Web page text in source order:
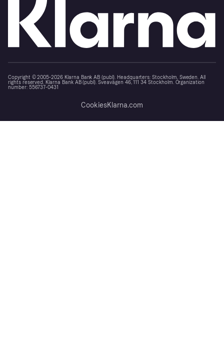
Copyright © 2005-2026 Klarna Bank AB (publ). Headquarters: Stockholm, Sweden. All
rights reserved. Klarna Bank AB (publ). Sveavägen 46, 111 34 Stockholm. Organization
number: 556737-0431
CookiesKlarna.com